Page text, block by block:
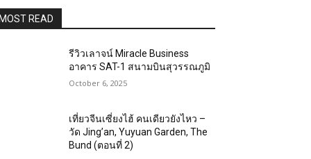
READ
รีวิวเลาจน์ Miracle Business
อาคาร SAT-1 สนามบินสุวรรณภูมิ
October 6, 2025
เที่ยวจีนเซี่ยงไฮ้ คนเดียวยังไหว –
วัด Jing’an, Yuyuan Garden, The
Bund (ตอนที่ 2)